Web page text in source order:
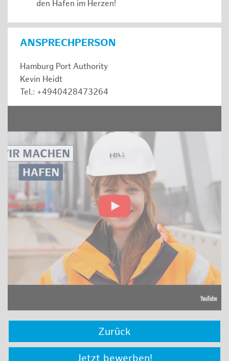
den Hafen im Herzen!
ANSPRECHPERSON
Hamburg Port Authority
Kevin Heidt
Tel.: +4940428473264
Zurück
Jetzt bewerben!